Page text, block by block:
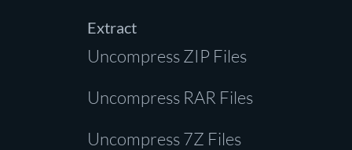
Extract
Uncompress ZIP Files
Uncompress RAR Files
Uncompress 7Z Files